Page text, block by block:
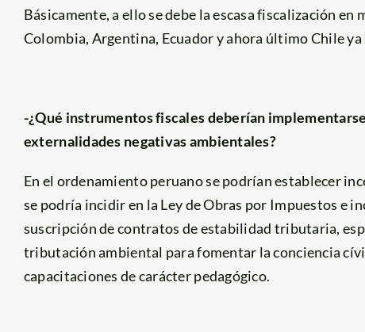
Básicamente, a ello se debe la escasa fiscalización
Colombia, Argentina, Ecuador y ahora último Chile
-¿Qué instrumentos fiscales deberían
externalidades negativas ambientales?
En el ordenamiento peruano se podrían establecer
se podría incidir en la Ley de Obras por Impuestos e
suscripción de contratos de estabilidad tributaria,
tributación ambiental para fomentar la conciencia
capacitaciones de carácter pedagógico.